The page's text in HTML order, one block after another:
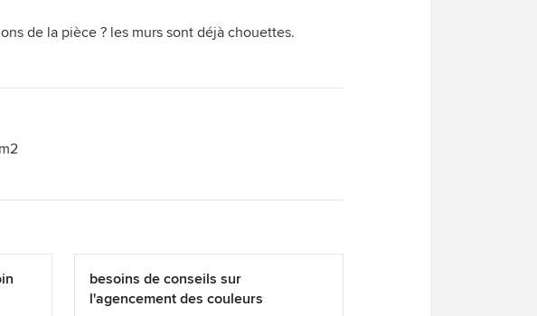
de la pièce ? les murs sont déjà chouettes.
besoins de conseils sur
l'agencement des couleurs